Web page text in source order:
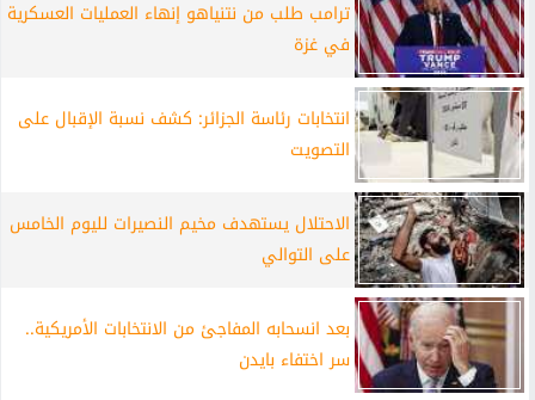
ترامب طلب من نتنياهو إنهاء العمليات العسكرية
في غزة
انتخابات رئاسة الجزائر: كشف نسبة الإقبال على
التصويت
الاحتلال يستهدف مخيم النصيرات لليوم الخامس
على التوالي
بعد انسحابه المفاجئ من الانتخابات الأمريكية..
سر اختفاء بايدن